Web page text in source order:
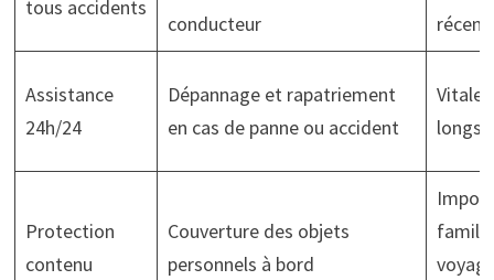
tous accidents
conducteur
Assistance
24h/24
Dépannage et rapatriement
en cas de panne ou accident
Vitale
longs
Protection
contenu
Couverture des objets
personnels à bord